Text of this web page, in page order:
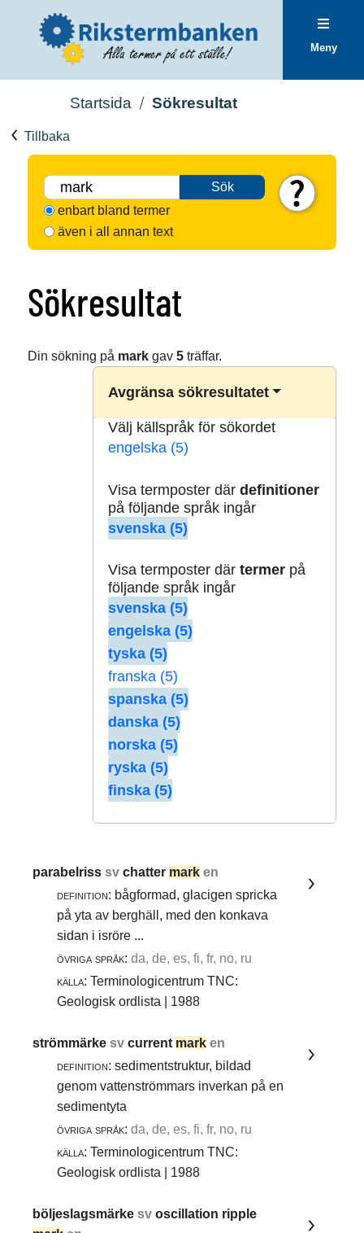
Meny
Startsida Sökresultat
Tillbaka
Sök
enbart bland termer
även i all annan text
Sökresultat
Din sökning på markgav 5träffar.
Avgränsa sökresultatet
Välj källspråk för sökordet
engelska (5)
Visa termposter där definitioner
på följande språk ingår
svenska (5)
Visa termposter där termerpå
följande språk ingår
svenska (5)
engelska (5)
tyska (5)
franska (5)
spanska (5)
danska (5)
norska (5)
ryska (5)
finska (5)
parabelrisssvchatter mark en
definition: bågformad, glacigen spricka
på yta av berghäll, med den konkava
sidan i isröre ...
övriga språk: da, de, es, fi, fr, no, ru
källa: Terminologicentrum TNC:
Geologisk ordlista | 1988
strömmärkesvcurrent mark en
definition: sedimentstruktur, bildad
genom vattenströmmars inverkan på en
sedimentyta
övriga språk: da, de, es, fi, fr, no, ru
källa: Terminologicentrum TNC:
Geologisk ordlista | 1988
böljeslagsmärkesvoscillation ripple